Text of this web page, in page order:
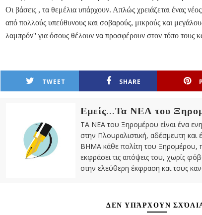
Οι βάσεις , τα θεμέλια υπάρχουν. Απλώς χρειάζεται ένας
από πολλούς υπεύθυνους και σοβαρούς, μικρούς και
λαμπρόν'' για όσους θέλουν να προσφέρουν στον τόπο τους
TWEET SHARE
Εμείς...Τα ΝΕΑ του
ΤΑ ΝΕΑ του Ξηρομέρου είναι ένα
στην Πλουραλιστική, αδέσμευτη και
ΒΗΜΑ κάθε πολίτη του Ξηρομέρου,
εκφράσει τις απόψεις του, χωρίς
στην ελεύθερη έκφραση και τους
ΔΕΝ ΥΠΆΡΧΟΥΝ